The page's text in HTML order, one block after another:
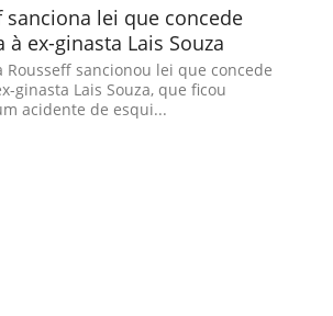
sanciona lei que concede
ex-ginasta Lais Souza
sancionou lei que concede
ginasta Lais Souza, que ficou
acidente de esqui...